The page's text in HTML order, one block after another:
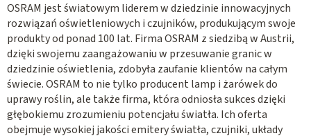
OSRAM jest światowym liderem w dziedzinie innowacyjnych
rozwiązań oświetleniowych i czujników, produkującym swoje
produkty od ponad 100 lat. Firma OSRAM z siedzibą w Austrii,
dzięki swojemu zaangażowaniu w przesuwanie granic w
dziedzinie oświetlenia, zdobyła zaufanie klientów na całym
świecie. OSRAM to nie tylko producent lamp i żarówek do
uprawy roślin, ale także firma, która odniosła sukces dzięki
głębokiemu zrozumieniu potencjału światła. Ich oferta
obejmuje wysokiej jakości emitery światła, czujniki, układy